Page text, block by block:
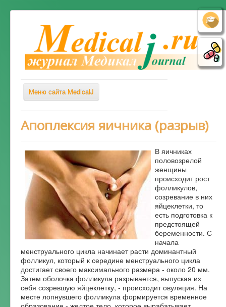
Меню сайта MedicalJ
Заболевания
Диагностика
Лечение
Советы врача
Альтернативная медицина
Форум
Апоплексия яичника (разрыв)
В яичниках
половозрелой
женщины
происходит рост
фолликулов,
созревание в них
яйцеклетки, то
есть подготовка к
предстоящей
беременности. С
начала
менструального цикла начинает расти доминантный
фолликул, который к середине менструального цикла
достигает своего максимального размера - около 20 мм.
Затем оболочка фолликула разрывается, выпуская из
себя созревшую яйцеклетку, - происходит овуляция. На
месте лопнувшего фолликула формируется временное